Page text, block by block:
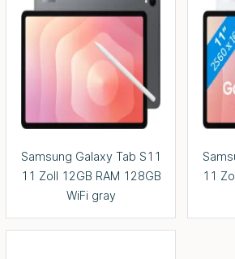
Samsung Galaxy Tab S11
11 Zoll 12GB RAM 128GB
WiFi gray
11